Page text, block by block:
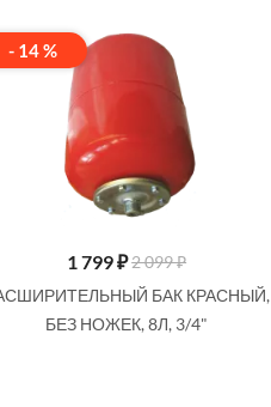
- 14 %
1 799₽2 099 ₽
БАК КРАСНЫЙ,
БЕЗ НОЖЕК, 8Л, 3/4"